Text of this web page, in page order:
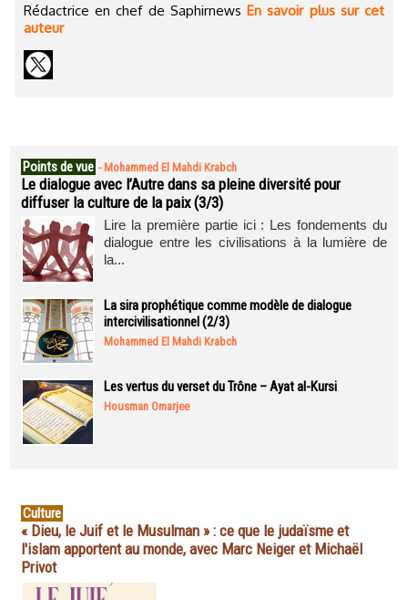
Rédactrice en chef de SaphirnewsEn savoir plus sur cet
auteur
Points de vue - Mohammed El Mahdi Krabch
Le dialogue avec l’Autre dans sa pleine diversité pour
diffuser la culture de la paix (3/3)
Lire la première partie ici : Les fondements du
dialogue entre les civilisations à la lumière de
la...
La sira prophétique comme modèle de dialogue
intercivilisationnel (2/3)
Mohammed El Mahdi Krabch
Les vertus du verset du Trône – Ayat al-Kursi
Housman Omarjee
Culture
« Dieu, le Juif et le Musulman » : ce que le judaïsme et
l'islam apportent au monde, avec Marc Neiger et Michaël
Privot